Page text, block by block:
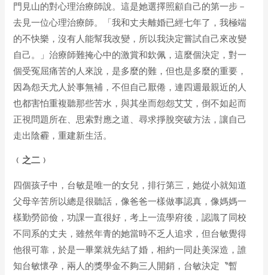
門見山的對心理治療師說。這是她選擇照顧自己的第一步－
去見一位心理治療師。「我和丈夫離婚已經七年了，我極端
的不快樂，沒有人能幫我改變，所以我決定嘗試自己來改變
自己。」治療師難掩心中的激賞和欽佩，這麼個決定，對一
個受冤屈痛苦的人來說，是多麼的難，但也是多麼的重要，
因為怨天尤人於事無補，不但自己厭倦，連四週最親近的人
也都害怕重複聽那些苦水，與其坐而怨怨艾艾，倒不如起而
正視問題所在、思索對應之道、尋求掙脫突破方法，讓自己
走出陰霾，重建新生活。
﹙之二﹚
四個孩子中，台敏是唯一的女兒，排行第三，她從小就知道
父母辛苦所以總是很聽話，像爸爸一樣做事認真，像媽媽一
樣勤勞節儉，功課一直很好，考上一流學府後，認識了同校
不同系的丈夫，雖然年青的她當時不乏人追求，但台敏覺得
他很可靠，於是一畢業就先結了婚，相約一同赴美深造，誰
知台敏懷孕，兩人的獎學金不夠三人開銷，台敏決定〝暫